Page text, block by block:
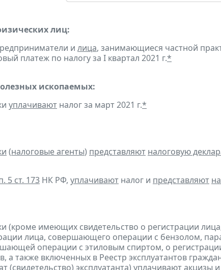
лиц:
и лица, занимающиеся частной
платеж по налогу за I квартал 2021 г.*
ископаемых:
уплачивают налог за март 2021 г.*
(налоговые агенты) представляют налоговую
5 ст. 173 НК РФ, уплачивают налог и представляют
(кроме имеющих свидетельство о регистрации
лица, совершающего операции с бензолом,
операции с этиловым спиртом, о
а также включенных в Реестр эксплуатантов
(свидетельство) эксплуатанта) уплачиваютакцизы и